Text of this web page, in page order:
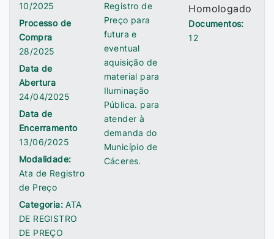
10/2025
Processo de
Compra
28/2025
Data de
Abertura
24/04/2025
Data de
Encerramento
13/06/2025
Modalidade:
Ata de Registro
de Preço
Categoria:ATA
DE REGISTRO
DE PREÇO
Registro de
Preço para
futura e
eventual
aquisição de
material para
Iluminação
Pública. para
atender à
demanda do
Município de
Cáceres.
Homologado
Documentos:
12